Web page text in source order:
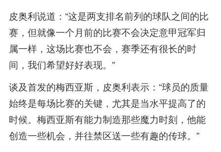
皮奥利说道：“这是两支排名前列的球队之间的比
赛，但就像一个月前的比赛不会决定意甲冠军归
属一样，这场比赛也不会，赛季还有很长的时
间，我们希望好好表现。”
谈及首发的梅西亚斯，皮奥利表示：“球员的质量
始终是每场比赛的关键，尤其是当水平提高了的
时候。梅西亚斯有能力制造那些魔力时刻，他能
创造一些机会，并往禁区送一些有趣的传球。”